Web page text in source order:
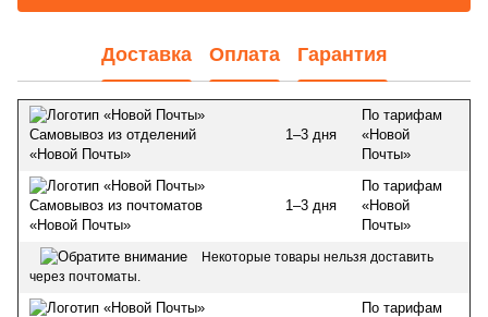
Доставка Оплата Гарантия
Самовывоз из отделений
«Новой Почты»
1–3 дня
По тарифам
«Новой
Почты»
Самовывоз из почтоматов
«Новой Почты»
1–3 дня
По тарифам
«Новой
Почты»
Некоторые товары нельзя доставить
через почтоматы.
По тарифам